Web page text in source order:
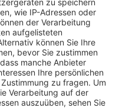
eine große Gefahr
ist nämlich, dass die
von alleine
so schutzlos
Felder ab und suchen
Eltern im Schutz